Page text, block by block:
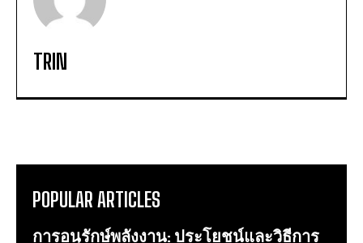
TRIN
POPULAR ARTICLES
การอนุรักษ์พลังงาน: ประโยชน์และวิธีการ